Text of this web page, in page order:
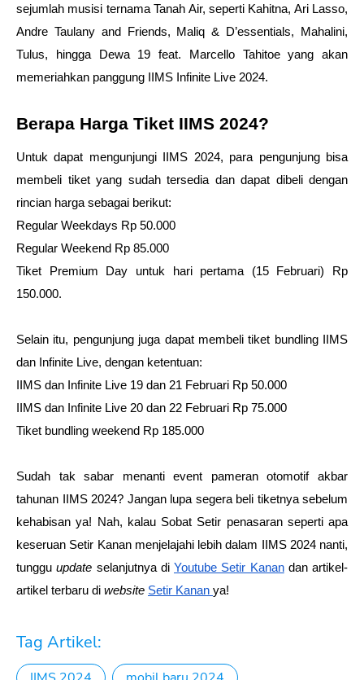
sejumlah musisi ternama Tanah Air, seperti Kahitna, Ari Lasso,
Andre Taulany and Friends, Maliq & D’essentials, Mahalini,
Tulus, hingga Dewa 19 feat. Marcello Tahitoe yang akan
memeriahkan panggung IIMS Infinite Live 2024.
Berapa Harga Tiket IIMS 2024?
Untuk dapat mengunjungi IIMS 2024, para pengunjung bisa
membeli tiket yang sudah tersedia dan dapat dibeli dengan
rincian harga sebagai berikut:
Regular Weekdays Rp 50.000
Regular Weekend Rp 85.000
Tiket Premium Day untuk hari pertama (15 Februari) Rp
150.000.
Selain itu, pengunjung juga dapat membeli tiket bundling IIMS
dan Infinite Live, dengan ketentuan:
IIMS dan Infinite Live 19 dan 21 Februari Rp 50.000
IIMS dan Infinite Live 20 dan 22 Februari Rp 75.000
Tiket bundling weekend Rp 185.000
Sudah tak sabar menanti event pameran otomotif akbar
tahunan IIMS 2024? Jangan lupa segera beli tiketnya sebelum
kehabisan ya! Nah, kalau Sobat Setir penasaran seperti apa
keseruan Setir Kanan menjelajahi lebih dalam IIMS 2024 nanti,
tunggu update selanjutnya di Youtube Setir Kanan dan artikel-
artikel terbaru di website Setir Kanan ya!
Tag Artikel: